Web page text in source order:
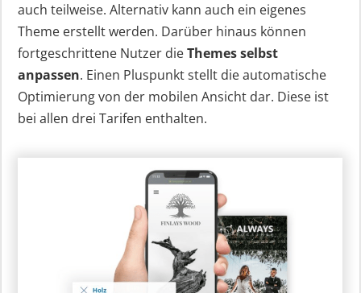
auch teilweise. Alternativ kann auch ein eigenes
Theme erstellt werden. Darüber hinaus können
fortgeschrittene Nutzer dieThemes selbst
anpassen. Einen Pluspunkt stellt die automatische
Optimierung von der mobilen Ansicht dar. Diese ist
bei allen drei Tarifen enthalten.